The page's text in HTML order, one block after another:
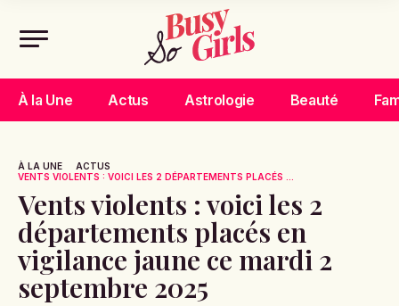
À la Une Actus Astrologie Beauté
À LA UNE
ACTUS
VENTS VIOLENTS : VOICI LES 2 DÉPARTEMENTS PLACÉS ...
Vents violents : voici les 2
départements placés en
vigilance jaune ce mardi 2
septembre 2025